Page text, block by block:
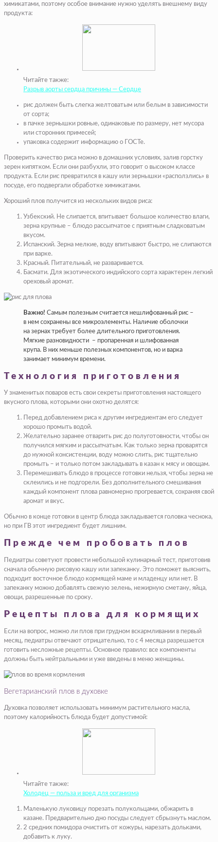
химикатами, поэтому особое внимание нужно уделять внешнему виду
продукта:
Читайте также:
Разрыв аорты сердца причины — Сердце
рис должен быть слегка желтоватым или белым в зависимости
от сорта;
в пачке зернышки ровные, одинаковые по размеру, нет мусора
или сторонних примесей;
упаковка содержит информацию о ГОСТе.
Проверить качество риса можно в домашних условиях, залив горстку
зерен кипятком. Если они разбухли, это говорит о высоком классе
продукта. Если рис превратился в кашу или зернышки «расползлись» в
посуде, его подвергали обработке химикатами.
Хороший плов получится из нескольких видов риса:
Узбекский. Не слипается, впитывает большое количество влаги,
зерна крупные – блюдо рассыпчатое с приятным сладковатым
вкусом.
Испанский. Зерна мелкие, воду впитывают быстро, не слипаются
при варке.
Красный. Питательный, не разваривается.
Басмати. Для экзотического индийского сорта характерен легкий
ореховый аромат.
Важно! Самым полезным считается нешлифованный рис –
в нем сохранены все микроэлементы. Наличие оболочки
на зернах требует более длительного приготовления.
Мягкие разновидности – пропаренная и шлифованная
крупа. В них меньше полезных компонентов, но и варка
занимает минимум времени.
Технология приготовления
У знаменитых поваров есть свои секреты приготовления настоящего
вкусного плова, которыми они охотно делятся:
Перед добавлением риса к другим ингредиентам его следует
хорошо промыть водой.
Желательно заранее отварить рис до полуготовности, чтобы он
получился мягким и рассыпчатым. Как только зерна проварятся
до нужной консистенции, воду можно слить, рис тщательно
промыть – и только потом закладывать в казан к мясу и овощам.
Перемешивать блюдо в процессе готовки нельзя, чтобы зерна не
склеились и не подгорели. Без дополнительного смешивания
каждый компонент плова равномерно прогревается, сохраняя свой
аромат и вкус.
Обычно в конце готовки в центр блюда закладывается головка чеснока,
но при ГВ этот ингредиент будет лишним.
Прежде чем пробовать плов
Педиатры советуют провести небольшой кулинарный тест, приготовив
сначала обычную рисовую кашу или запеканку. Это поможет выяснить,
подходит восточное блюдо кормящей маме и младенцу или нет. В
запеканку можно добавлять свежую зелень, нежирную сметану, яйца,
овощи, разрешенные по сроку.
Рецепты плова для кормящих
Если на вопрос, можно ли плов при грудном вскармливании в первый
месяц, педиатры отвечают отрицательно, то с 4 месяца разрешается
готовить несложные рецепты. Основное правило: все компоненты
должны быть нейтральными и уже введены в меню женщины.
Вегетарианский плов в духовке
Духовка позволяет использовать минимум растительного масла,
поэтому калорийность блюда будет допустимой:
Читайте также:
Холодец — польза и вред для организма
Маленькую луковицу порезать полукольцами, обжарить в
казане. Предварительно дно посуды следует сбрызнуть маслом.
2 средних помидора очистить от кожуры, нарезать дольками,
добавить к луку.